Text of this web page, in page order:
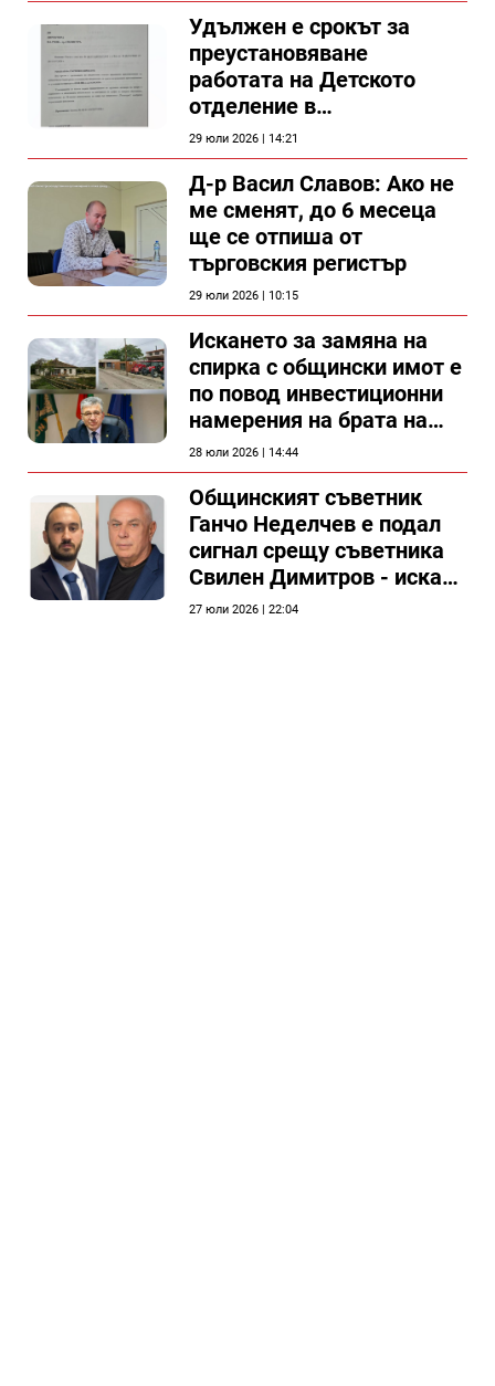
Удължен е срокът за
преустановяване
работата на Детското
отделение в
силистренската болница
29 юли 2026 | 14:21
Д-р Васил Славов: Ако не
ме сменят, до 6 месеца
ще се отпиша от
търговския регистър
29 юли 2026 | 10:15
Искането за замяна на
спирка с общински имот е
по повод инвестиционни
намерения на брата на
председателя на
Общински съвет Силистра
28 юли 2026 | 14:44
Общинският съветник
Ганчо Неделчев е подал
сигнал срещу съветника
Свилен Димитров - иска
етичната комисия на
27 юли 2026 | 22:04